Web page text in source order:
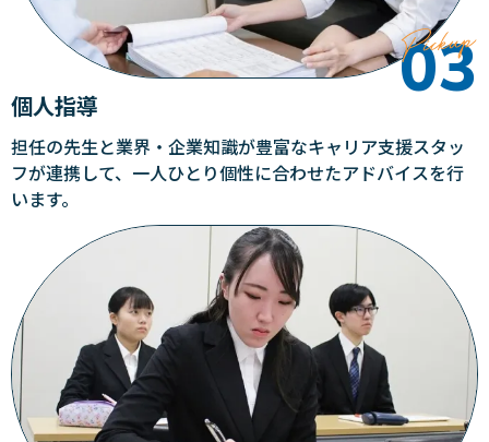
個人指導
担任の先生と業界・企業知識が豊富なキャリア支援スタッ
フが連携して、一人ひとり個性に合わせたアドバイスを行
います。